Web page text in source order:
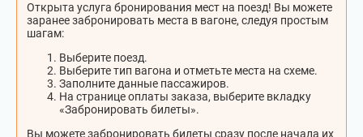
Открыта услуга бронирования мест на поезд! Вы можете
заранее забронировать места в вагоне, следуя простым
шагам:
Выберите поезд.
Выберите тип вагона и отметьте места на схеме.
Заполните данные пассажиров.
На странице оплаты заказа, выберите вкладку
«Забронировать билеты».
Вы можете забронировать билеты сразу после начала их